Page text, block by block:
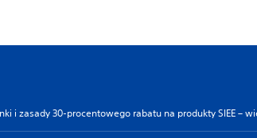
i zasady 30-procentowego rabatu na produkty SIEE –